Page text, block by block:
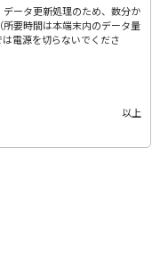
ータ更新処理のため、数分か
要時間は本端末内のデータ量
電源を切らないでくださ
以上